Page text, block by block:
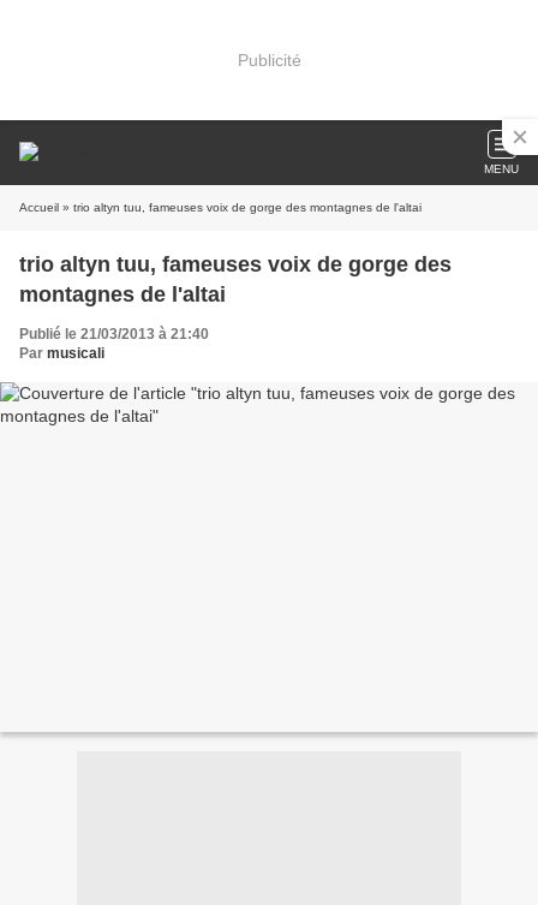
Publicité
MENU
Accueil » trio altyn tuu, fameuses voix de gorge des montagnes de l'altai
trio altyn tuu, fameuses voix de gorge des
montagnes de l'altai
Publié le 21/03/2013 à 21:40
Par musicali